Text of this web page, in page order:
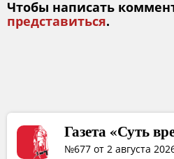
Чтобы написать
представиться.
Газета «Суть
№677 от 2 августа